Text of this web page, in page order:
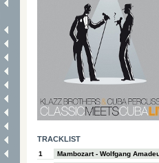
TRACKLIST
1
Mambozart - Wolfgang